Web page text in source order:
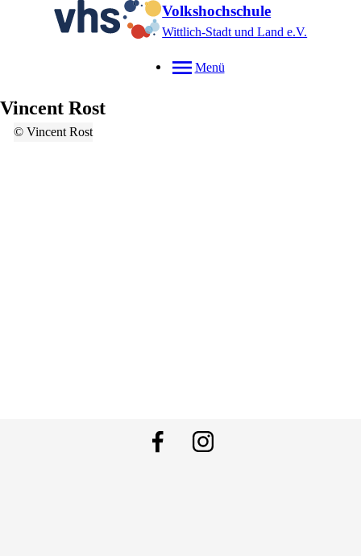
Volkshochschule
Wittlich-Stadt und Land e.V.
Menü
Vincent Rost
© Vincent Rost